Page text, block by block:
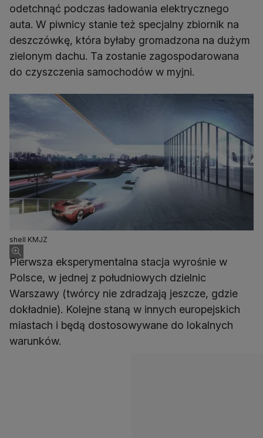
odetchnąć podczas ładowania elektrycznego
auta. W piwnicy stanie też specjalny zbiornik na
deszczówkę, która byłaby gromadzona na dużym
zielonym dachu. Ta zostanie zagospodarowana
do czyszczenia samochodów w myjni.
shell KMJZ
Pierwsza eksperymentalna stacja wyrośnie w
Polsce, w jednej z południowych dzielnic
Warszawy (twórcy nie zdradzają jeszcze, gdzie
dokładnie). Kolejne staną w innych europejskich
miastach i będą dostosowywane do lokalnych
warunków.